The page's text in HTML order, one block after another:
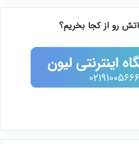
رو از کجا بخریم؟